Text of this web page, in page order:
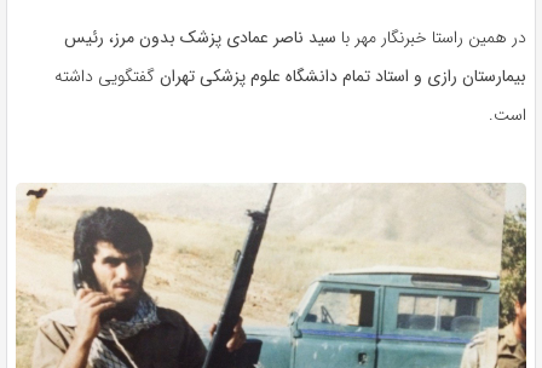
در همین راستا خبرنگار مهر با سید ناصر عمادی پزشک بدون مرز، رئیس
بیمارستان رازی و استاد تمام دانشگاه علوم پزشکی تهرانگفتگویی داشته
است.